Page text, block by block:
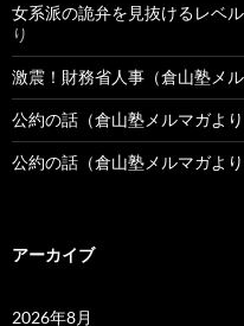
女系派の詭弁を見抜けるレベ
り
激震！財務省人事（倉山塾メル
公約の話（倉山塾メルマガより
公約の話（倉山塾メルマガより
アーカイブ
2026年8月